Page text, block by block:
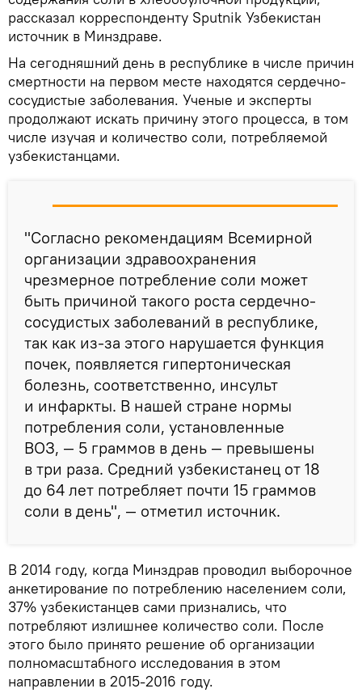
рассказал корреспонденту Sputnik Узбекистан
источник в Минздраве.
На сегодняшний день в республике в числе причин
смертности на первом месте находятся сердечно-
сосудистые заболевания. Ученые и эксперты
продолжают искать причину этого процесса, в том
числе изучая и количество соли, потребляемой
узбекистанцами.
"Согласно рекомендациям Всемирной
организации здравоохранения
чрезмерное потребление соли может
быть причиной такого роста сердечно-
сосудистых заболеваний в республике,
так как из-за этого нарушается функция
почек, появляется гипертоническая
болезнь, соответственно, инсульт
и инфаркты. В нашей стране нормы
потребления соли, установленные
ВОЗ, — 5 граммов в день — превышены
в три раза. Средний узбекистанец от 18
до 64 лет потребляет почти 15 граммов
соли в день", — отметил источник.
В 2014 году, когда Минздрав проводил выборочное
анкетирование по потреблению населением соли,
37% узбекистанцев сами признались, что
потребляют излишнее количество соли. После
этого было принято решение об организации
полномасштабного исследования в этом
направлении в 2015-2016 году.